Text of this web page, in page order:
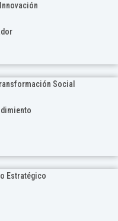
Social
Estratégico